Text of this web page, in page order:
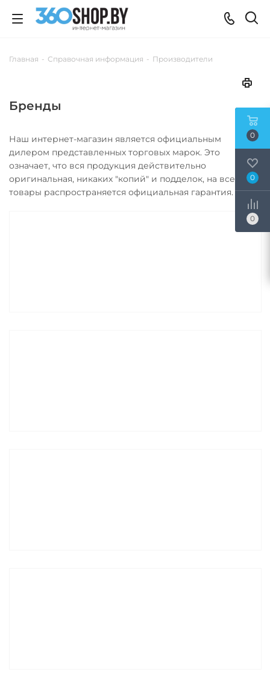
Главная - Справочная информация - Производители
Бренды
Наш интернет-магазин является официальным
дилером представленных торговых марок. Это
означает, что вся продукция действительно
оригинальная, никаких "копий" и подделок, на все
товары распространяется официальная гарантия.
0
0
0